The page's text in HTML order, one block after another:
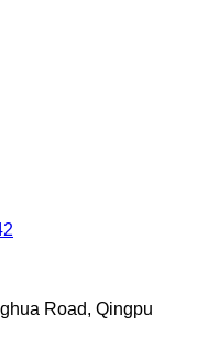
Road, Qingpu